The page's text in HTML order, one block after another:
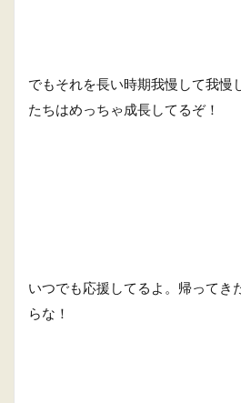
でもそれを長い時期我慢して我慢
たちはめっちゃ成長してるぞ！
いつでも応援してるよ。帰ってき
らな！